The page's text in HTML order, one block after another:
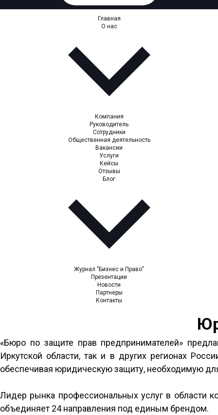
Главная
О нас
Компания
Руководитель
Сотрудники
Общественная деятельность
Вакансии
Услуги
Кейсы
Отзывы
Блог
Журнал "Бизнес и Право"
Презентации
Новости
Партнеры
Контакты
«Бюро по защите прав предпринимателей»
Иркутской области, так и в других регионах
обеспечивая юридическую защиту, необходимую
Лидер рынка профессиональных услуг в области
объединяет 24 направления под единым брендом.